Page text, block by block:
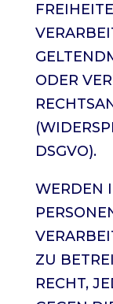
ODER
DSGVO).
WERDEN
ZU
RECHT,